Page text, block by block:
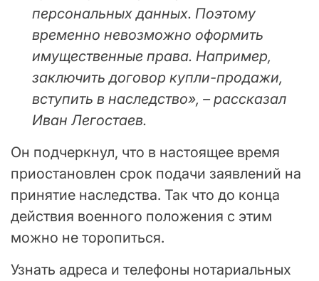
персональных данных. Поэтому
временно невозможно оформить
имущественные права. Например,
заключить договор купли-продажи,
вступить в наследство», – рассказал
Иван Легостаев.
Он подчеркнул, что в настоящее время
приостановлен срок подачи заявлений на
принятие наследства. Так что до конца
действия военного положения с этим
можно не торопиться.
Узнать адреса и телефоны нотариальных